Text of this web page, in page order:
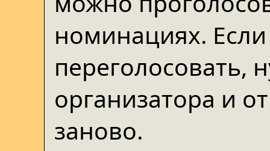
номинациях.
переголосовать,
организатора и
заново.